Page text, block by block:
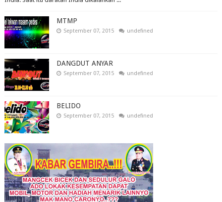
MTMP
September 07, 2015 undefined
DANGDUT ANYAR
September 07, 2015 undefined
BELIDO
September 07, 2015 undefined